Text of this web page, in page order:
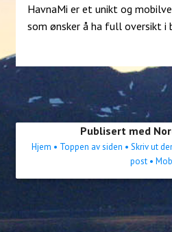
HavnaMi er et unikt og
som ønsker å ha full oversikt i
Publisert med
Hjem • Toppen av siden • Skriv ut
post•